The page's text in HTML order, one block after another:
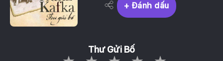
+ Đánh dấu
Thư Gửi Bố